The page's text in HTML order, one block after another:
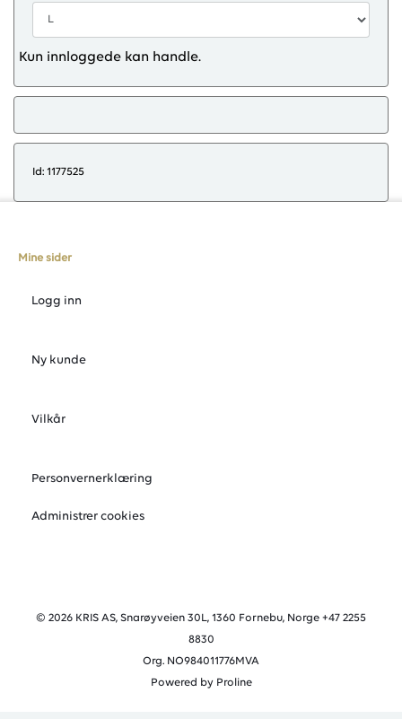
Kun innloggede kan handle.
Id: 1177525
Mine sider
Logg inn
Ny kunde
Vilkår
Personvernerklæring
Administrer cookies
© 2026 KRIS AS, Snarøyveien 30L, 1360 Fornebu, Norge +47 2255
8830
Org. NO984011776MVA
Powered by Proline